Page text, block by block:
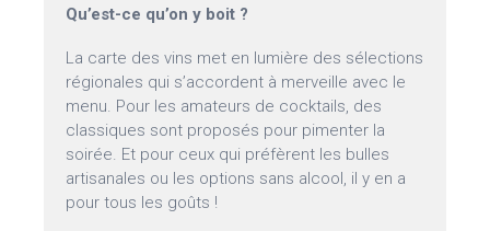
Qu’est-ce qu’on y boit ?
La carte des vins met en lumière des sélections
régionales qui s’accordent à merveille avec le
menu. Pour les amateurs de cocktails, des
classiques sont proposés pour pimenter la
soirée. Et pour ceux qui préfèrent les bulles
artisanales ou les options sans alcool, il y en a
pour tous les goûts !